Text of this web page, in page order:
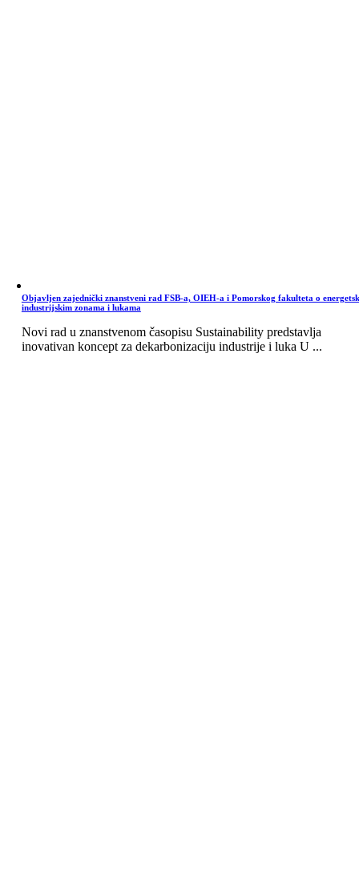
Objavljen zajednički znanstveni rad FSB-a, OIEH-a i Pomorskog fakulteta o
industrijskim zonama i lukama
Novi rad u znanstvenom časopisu Sustainability predstavlja
inovativan koncept za dekarbonizaciju industrije i luka U ...